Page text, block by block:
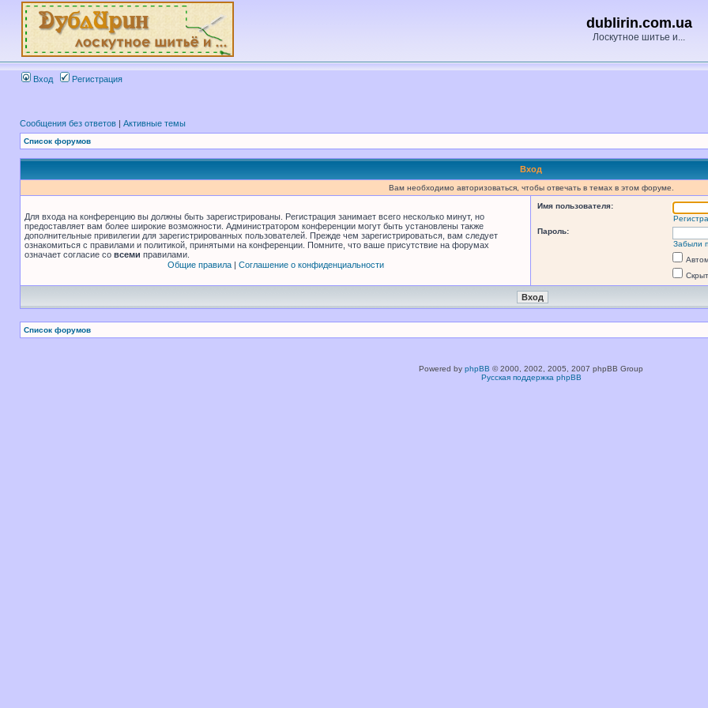
dublirin.com.ua
Лоскутное шитье и...
Вход Регистрация
Сообщения без ответов | Активные темы
Список форумов
Вход
Вам необходимо авторизоваться, чтобы отвечать в темах в этом форуме.
Для входа на конференцию вы должны быть зарегистрированы. Регистрация занимает всего несколько минут, но
предоставляет вам более широкие возможности. Администратором конференции могут быть установлены также
дополнительные привилегии для зарегистрированных пользователей. Прежде чем зарегистрироваться, вам следует
ознакомиться с правилами и политикой, принятыми на конференции. Помните, что ваше присутствие на форумах
означает согласие со всеми правилами.
Общие правила| Соглашение о конфиденциальности
Имя пользователя:
Пароль:
Забыли
Список форумов
Powered by phpBB © 2000, 2002, 2005, 2007 phpBB Group
Русская поддержка phpBB